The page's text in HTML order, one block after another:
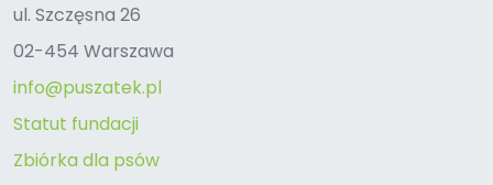
ul. Szczęsna 26
02-454 Warszawa
info@puszatek.pl
Statut fundacji
Zbiórka dla psów